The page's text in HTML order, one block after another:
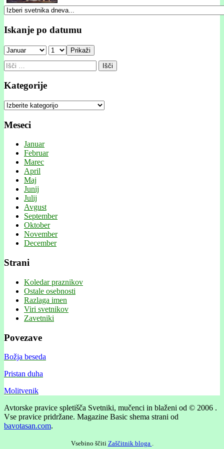
Iskanje po datumu
Prikaži
Išči:
Kategorije
Kategorije
Meseci
Januar
Februar
Marec
April
Maj
Junij
Julij
Avgust
September
Oktober
November
December
Strani
Koledar praznikov
Ostale osebnosti
Razlaga imen
Viri svetnikov
Zavetniki
Povezave
Božja beseda
Pristan duha
Molitvenik
Avtorske pravice spletišča Svetniki, mučenci in blaženi od © 2006 .
Vse pravice pridržane. Magazine Basic shema strani od
bavotasan.com.
Vsebino ščiti Zaščitnik bloga .